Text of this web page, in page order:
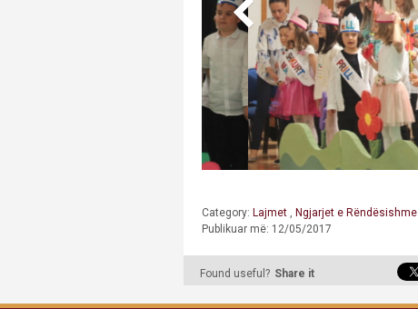
Category: Lajmet , Ngjarjet e Rëndësishme
Publikuar më: 12/05/2017
Found useful? Share it